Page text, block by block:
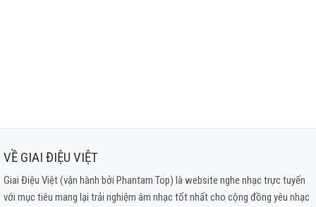
VỀ GIAI ĐIỆU VIỆT
Giai Điệu Việt (vận hành bởi Phantam Top) là website nghe nhạc trực tuyến
với mục tiêu mang lại trải nghiệm âm nhạc tốt nhất cho cộng đồng yêu nhạc